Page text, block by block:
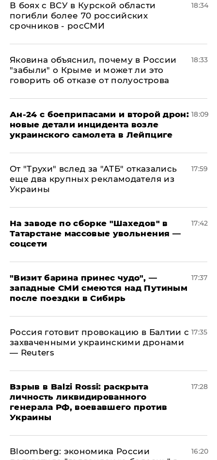
В боях с ВСУ в Курской области
погибли более 70 российских
срочников - росСМИ
18:34
Яковина объяснил, почему в России
"забыли" о Крыме и может ли это
говорить об отказе от полуострова
18:33
Ан-24 с боеприпасами и второй дрон:
новые детали инцидента возле
украинского самолета в Лейпциге
18:09
От "Трухи" вслед за "АТБ" отказались
еще два крупных рекламодателя из
Украины
17:59
На заводе по сборке "Шахедов" в
Татарстане массовые увольнения —
соцсети
17:42
"Визит барина принес чудо", —
западные СМИ смеются над Путиным
после поездки в Сибирь
17:37
​Россия готовит провокацию в Балтии с
захваченными украинскими дронами
— Reuters
17:35
​Взрыв в Balzi Rossi: раскрыта
личность ликвидированного
генерала РФ, воевавшего против
Украины
17:28
Bloomberg: экономика России
16:20